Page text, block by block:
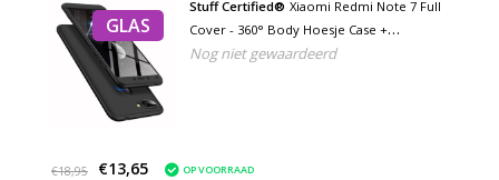
GLAS
Stuff Certified® Xiaomi Redmi Note 7 Full
Cover - 360° Body Hoesje Case +
Screenprotector Tempered Glass Zwart
Nog niet gewaardeerd
€18,95 €13,65 OP VOORRAAD